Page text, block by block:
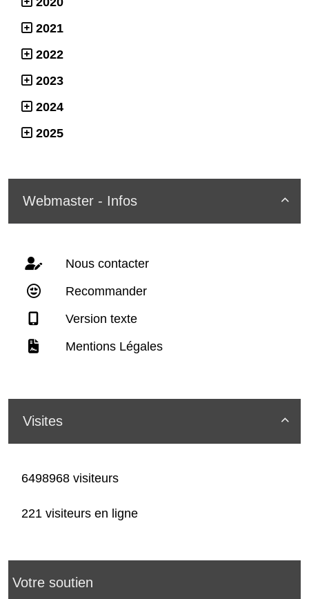
2021
2022
2023
2024
2025

Webmaster - Infos
Nous contacter
Recommander
Version texte
Mentions Légales

Visites
6498968 visiteurs
221 visiteurs en ligne
Votre soutien